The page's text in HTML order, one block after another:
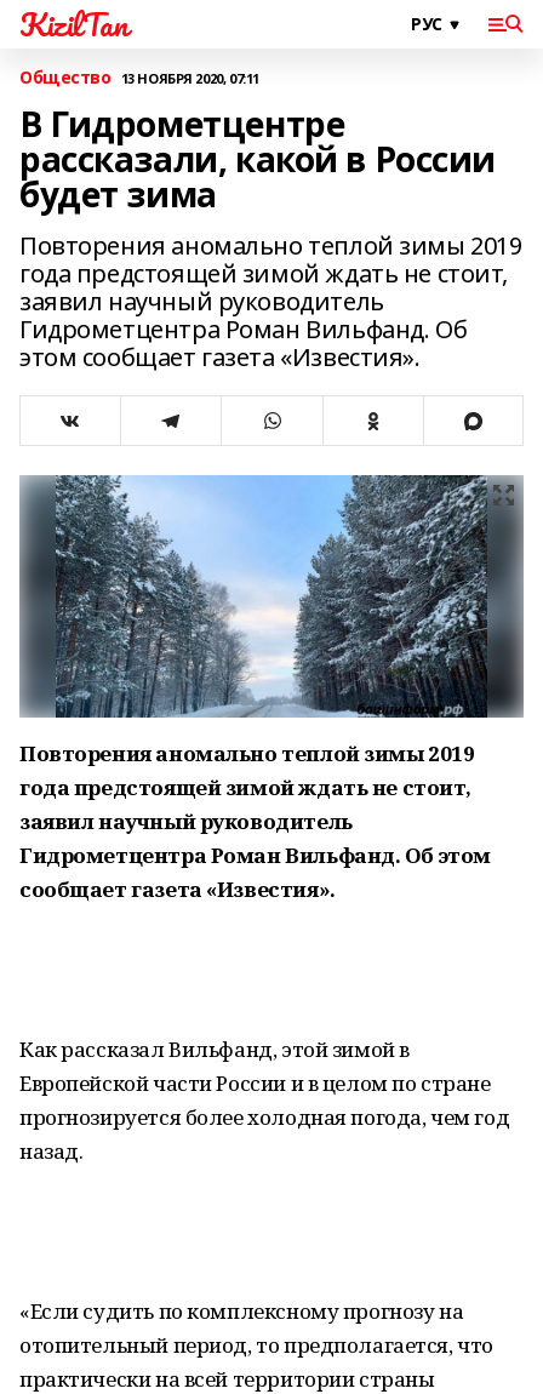
KizilTan
Общество 13 НОЯБРЯ 2020, 07:11
В Гидрометцентре
рассказали, какой в России
будет зима
Повторения аномально теплой зимы 2019
года предстоящей зимой ждать не стоит,
заявил научный руководитель
Гидрометцентра Роман Вильфанд. Об
этом сообщает газета «Известия».
Повторения аномально теплой зимы 2019
года предстоящей зимой ждать не стоит,
заявил научный руководитель
Гидрометцентра Роман Вильфанд. Об этом
сообщает газета «Известия».
Как рассказал Вильфанд, этой зимой в
Европейской части России и в целом по стране
прогнозируется более холодная погода, чем год
назад.
«Если судить по комплексному прогнозу на
отопительный период, то предполагается, что
практически на всей территории страны